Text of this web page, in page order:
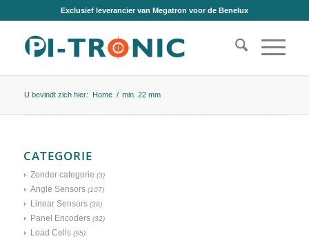
Exclusief leverancier van Megatron voor de Benelux
U bevindt zich hier: Home / min. 22 mm
CATEGORIE
Zonder categorie (3)
Angle Sensors (107)
Linear Sensors (38)
Panel Encoders (32)
Load Cells (95)